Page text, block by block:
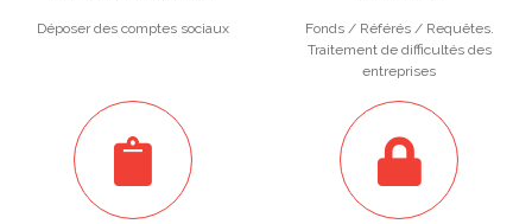
Déposer des comptes sociaux
Fonds / Référés / Requêtes.
Traitement de difficultés des
entreprises